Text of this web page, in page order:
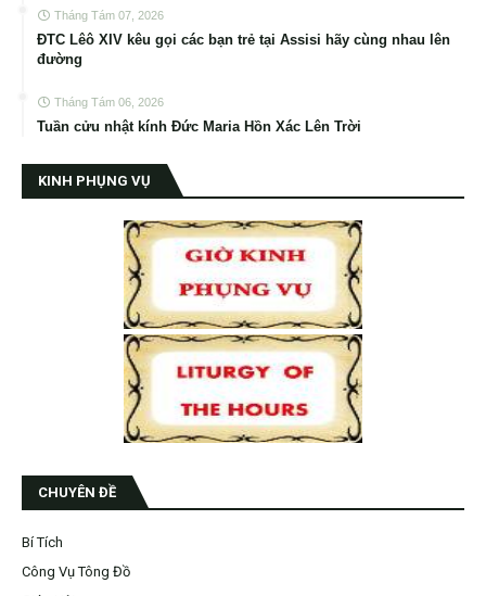
Tháng Tám 07, 2026
ĐTC Lêô XIV kêu gọi các bạn trẻ tại Assisi hãy cùng nhau lên
đường
Tháng Tám 06, 2026
Tuần cửu nhật kính Đức Maria Hồn Xác Lên Trời
KINH PHỤNG VỤ
CHUYÊN ĐỀ
Bí Tích
Công Vụ Tông Đồ